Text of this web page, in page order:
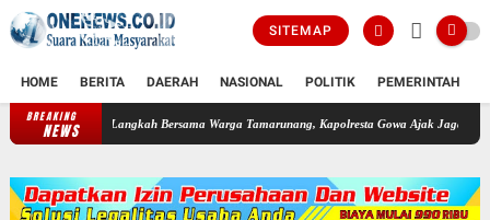
SITEMAP
HOME BERITA DAERAH NASIONAL POLITIK PEMERINTAH
BREAKING
NEWS
Langkah Bersama Warga Tamarunang, Kapolresta Gowa Ajak Jaga Kamtibmas Jelang